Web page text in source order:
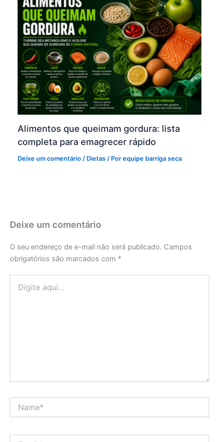
Alimentos que queimam gordura: lista
completa para emagrecer rápido
Deixe um comentário / Dietas / Porequipe barriga seca
Deixe um comentário
O seu endereço de e-mail não será publicado. Campos
obrigatórios são marcados com *
aqui...